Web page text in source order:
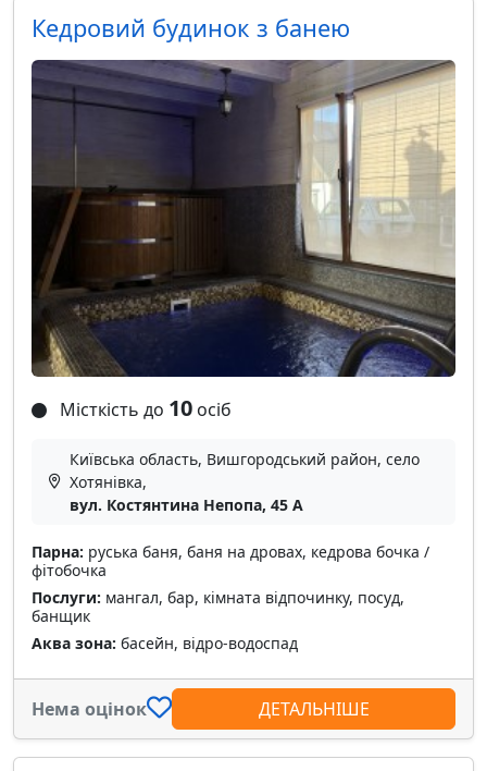
Кедровий будинок з банею
Місткість до 10 осіб
Київська область, Вишгородський район, село
Хотянівка,
вул. Костянтина Непопа, 45 А
Парна: руська баня, баня на дровах, кедрова бочка /
фітобочка
Послуги: мангал, бар, кімната відпочинку, посуд,
банщик
Аква зона: басейн, відро-водоспад
Нема оцінок ДЕТАЛЬНІШЕ